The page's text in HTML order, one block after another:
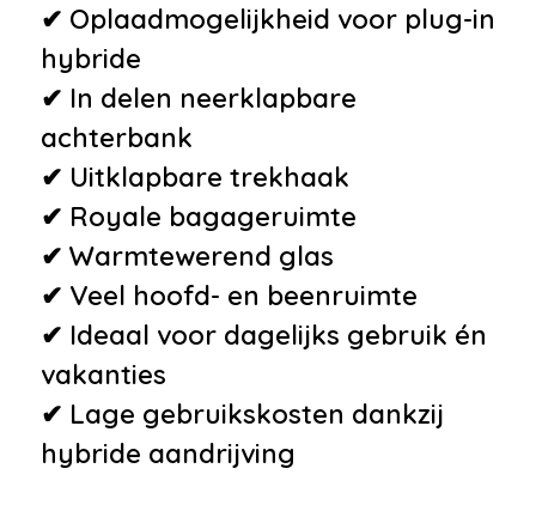
✔ Oplaadmogelijkheid voor plug-in
hybride
✔ In delen neerklapbare
achterbank
✔ Uitklapbare trekhaak
✔ Royale bagageruimte
✔ Warmtewerend glas
✔ Veel hoofd- en beenruimte
✔ Ideaal voor dagelijks gebruik én
vakanties
✔ Lage gebruikskosten dankzij
hybride aandrijving